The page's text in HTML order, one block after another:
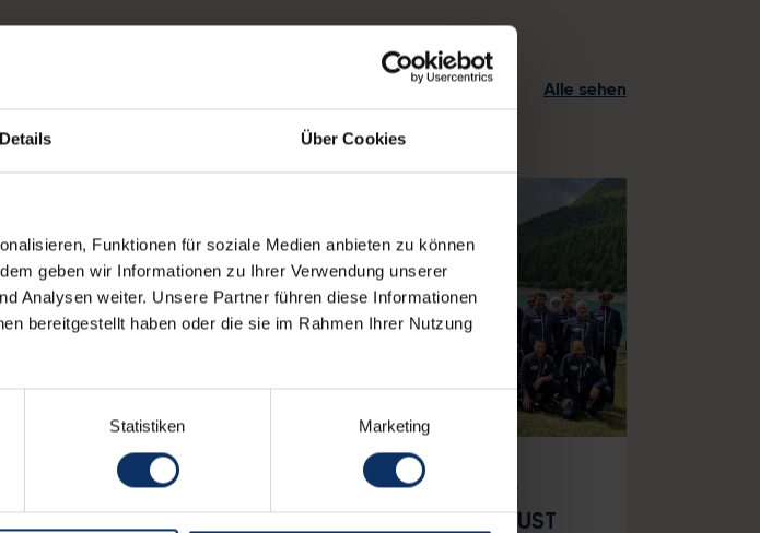
Details Über Cookies
Funktionen für soziale Medien anbieten zu können
geben wir Informationen zu Ihrer Verwendung unserer
Analysen weiter. Unsere Partner führen diese Informationen
bereitgestellt haben oder die sie im Rahmen Ihrer Nutzung
Statistiken Marketing
Alle sehen
Fest in den Straßen
13 CORO MONTENEVE
IN..CANTO - 13 AUGUST